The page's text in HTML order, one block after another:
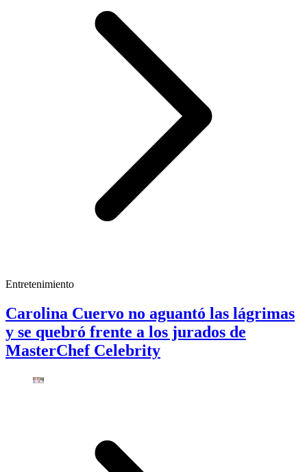
Entretenimiento
Carolina Cuervo no aguantó las lágrimas
y se quebró frente a los jurados de
MasterChef Celebrity